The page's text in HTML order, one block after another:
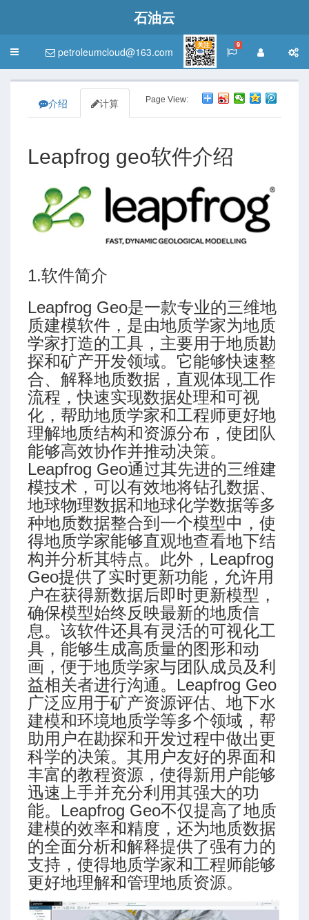
石油云
Toggle
petroleumcloud@163.com
关注 9
力特性
介绍 计算 Page View:
Leapfrog geo软件介绍
1.软件简介
Leapfrog Geo是一款专业的三维地
质建模软件，是由地质学家为地质
学家打造的工具，主要用于地质勘
探和矿产开发领域。它能够快速整
合、解释地质数据，直观体现工作
流程，快速实现数据处理和可视
化，帮助地质学家和工程师更好地
理解地质结构和资源分布，使团队
能够高效协作并推动决策。
Leapfrog Geo通过其先进的三维建
模技术，可以有效地将钻孔数据、
地球物理数据和地球化学数据等多
种地质数据整合到一个模型中，使
得地质学家能够直观地查看地下结
构并分析其特点。此外，Leapfrog
Geo提供了实时更新功能，允许用
户在获得新数据后即时更新模型，
确保模型始终反映最新的地质信
息。该软件还具有灵活的可视化工
具，能够生成高质量的图形和动
画，便于地质学家与团队成员及利
益相关者进行沟通。Leapfrog Geo
广泛应用于矿产资源评估、地下水
建模和环境地质学等多个领域，帮
助用户在勘探和开发过程中做出更
科学的决策。其用户友好的界面和
丰富的教程资源，使得新用户能够
迅速上手并充分利用其强大的功
能。Leapfrog Geo不仅提高了地质
建模的效率和精度，还为地质数据
的全面分析和解释提供了强有力的
支持，使得地质学家和工程师能够
更好地理解和管理地质资源。